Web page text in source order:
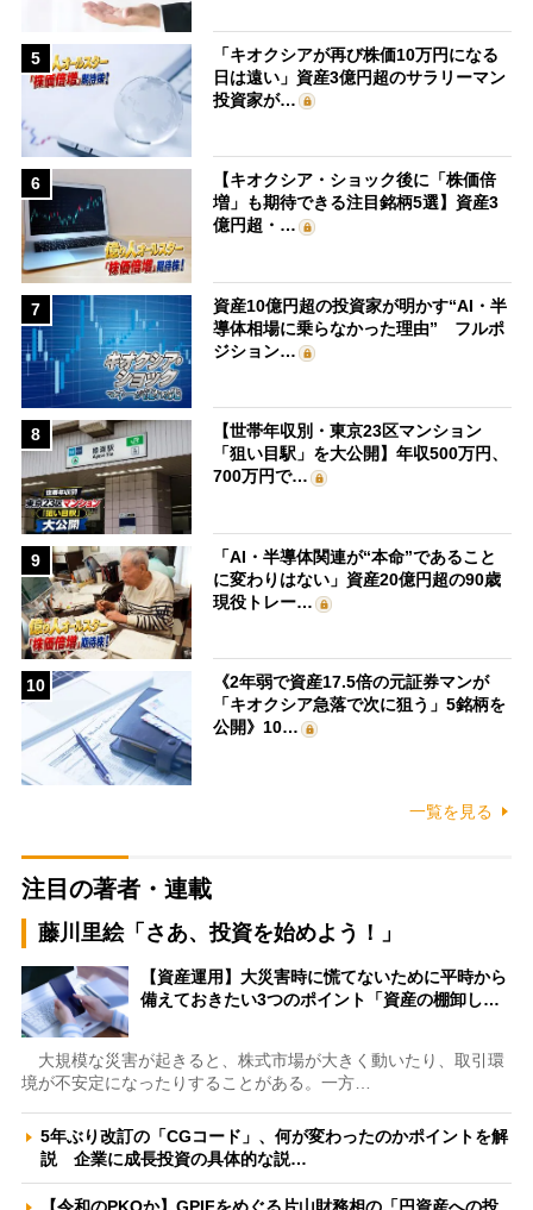
5
「キオクシアが再び株価10万円になる
日は遠い」資産3億円超のサラリーマン
投資家が…
6
【キオクシア・ショック後に「株価倍
増」も期待できる注目銘柄5選】資産3
億円超・…
7
資産10億円超の投資家が明かす“AI・半
導体相場に乗らなかった理由” フルポ
ジション…
8
【世帯年収別・東京23区マンション
「狙い目駅」を大公開】年収500万円、
700万円で…
9
「AI・半導体関連が“本命”であること
に変わりはない」資産20億円超の90歳
現役トレー…
10
《2年弱で資産17.5倍の元証券マンが
「キオクシア急落で次に狙う」5銘柄を
公開》10…
一覧を見る
注目の著者・連載
藤川里絵「さあ、投資を始めよう！」
【資産運用】大災害時に慌てないために平時から
備えておきたい3つのポイント「資産の棚卸し…
大規模な災害が起きると、株式市場が大きく動いたり、取引環
境が不安定になったりすることがある。一方…
5年ぶり改訂の「CGコード」、何が変わったのかポイントを解
説 企業に成長投資の具体的な説…